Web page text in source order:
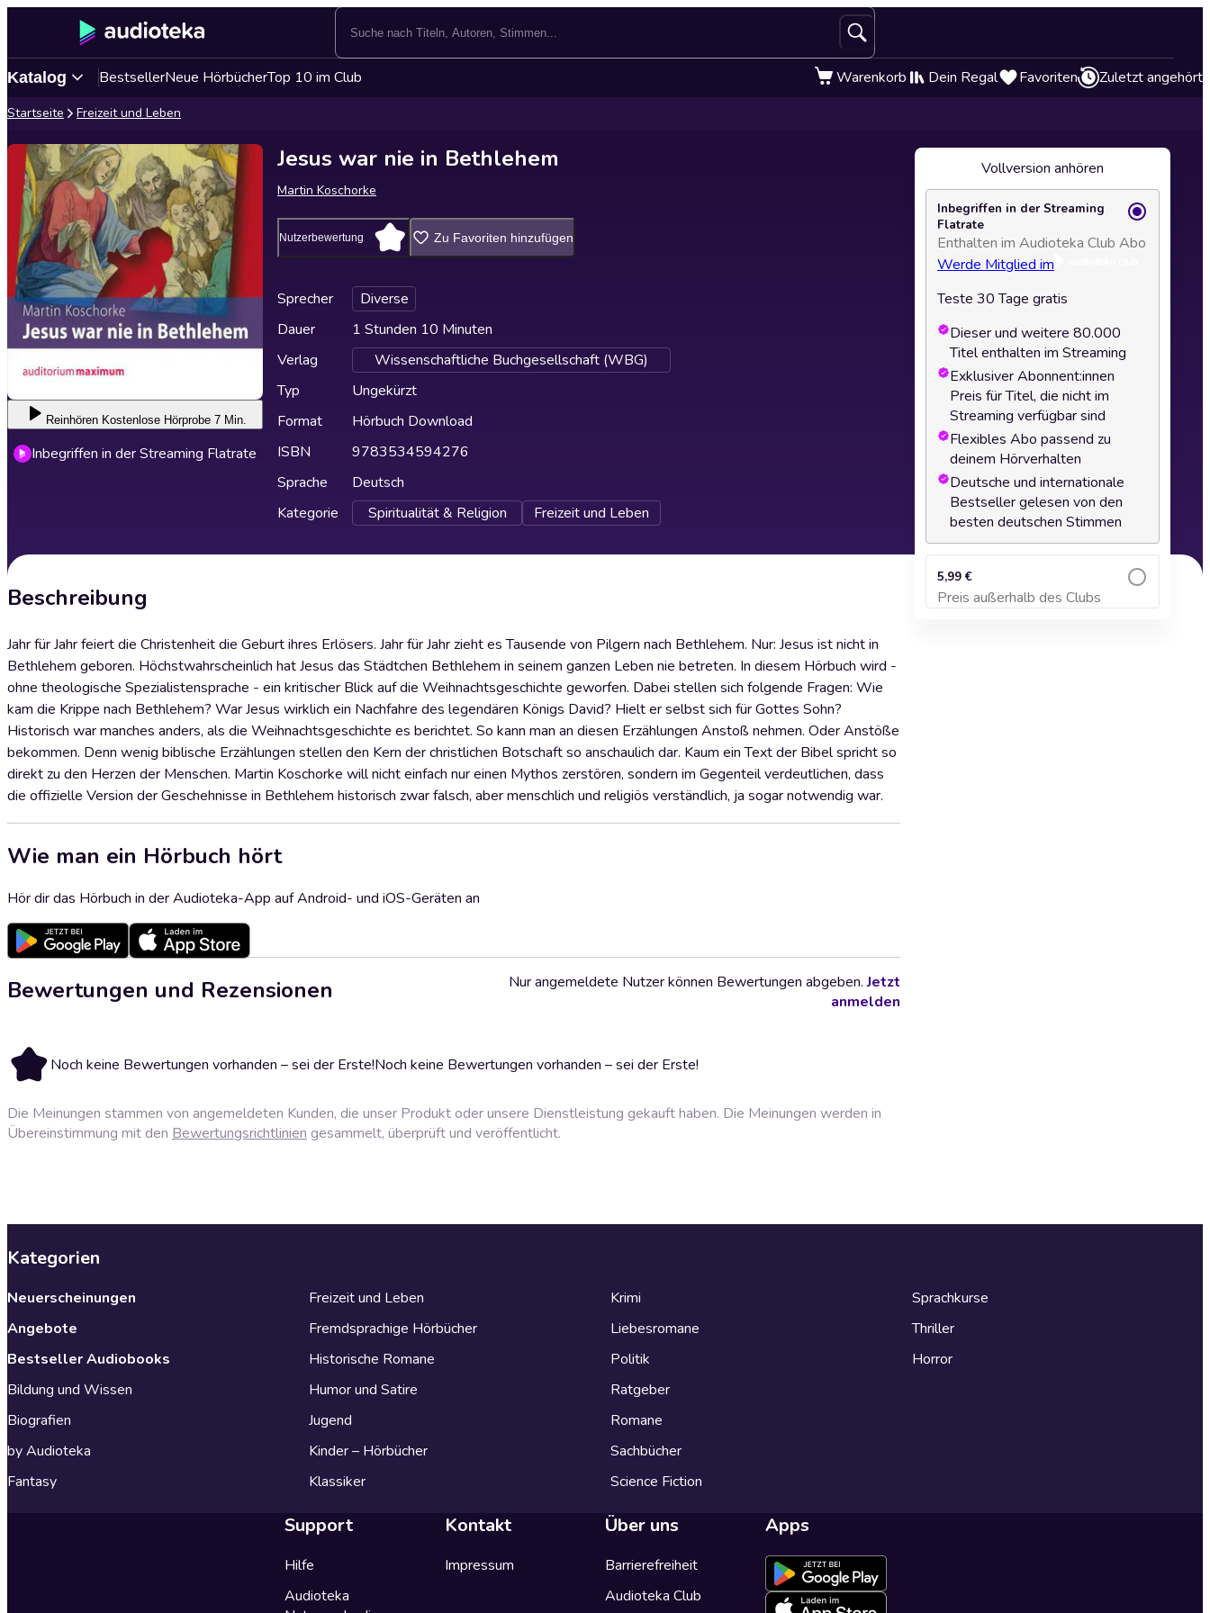
Katalog BestsellerNeue HörbücherTop 10 im Club Warenkorb Dein Regal Favoriten Zuletzt angehört
Startseite Freizeit und Leben
Reinhören Kostenlose Hörprobe 7 Min.
Inbegriffen in der Streaming Flatrate
Jesus war nie in Bethlehem
Martin Koschorke
Nutzerbewertung Zu Favoriten hinzufügen
Sprecher
Diverse
Dauer
1 Stunden 10 Minuten
Verlag
Wissenschaftliche Buchgesellschaft (WBG)
Typ
Ungekürzt
Format
Hörbuch Download
ISBN
9783534594276
Sprache
Deutsch
Kategorie
Spiritualität & Religion Freizeit und Leben
Beschreibung
Jahr für Jahr feiert die Christenheit die Geburt ihres Erlösers. Jahr für Jahr zieht es Tausende von Pilgern nach Bethlehem. Nur: Jesus ist nicht in
Bethlehem geboren. Höchstwahrscheinlich hat Jesus das Städtchen Bethlehem in seinem ganzen Leben nie betreten. In diesem Hörbuch wird -
ohne theologische Spezialistensprache - ein kritischer Blick auf die Weihnachtsgeschichte geworfen. Dabei stellen sich folgende Fragen: Wie
kam die Krippe nach Bethlehem? War Jesus wirklich ein Nachfahre des legendären Königs David? Hielt er selbst sich für Gottes Sohn?
Historisch war manches anders, als die Weihnachtsgeschichte es berichtet. So kann man an diesen Erzählungen Anstoß nehmen. Oder Anstöße
bekommen. Denn wenig biblische Erzählungen stellen den Kern der christlichen Botschaft so anschaulich dar. Kaum ein Text der Bibel spricht so
direkt zu den Herzen der Menschen. Martin Koschorke will nicht einfach nur einen Mythos zerstören, sondern im Gegenteil verdeutlichen, dass
die offizielle Version der Geschehnisse in Bethlehem historisch zwar falsch, aber menschlich und religiös verständlich, ja sogar notwendig war.
Wie man ein Hörbuch hört
Hör dir das Hörbuch in der Audioteka-App auf Android- und iOS-Geräten an
Bewertungen und Rezensionen
Noch keine Bewertungen vorhanden – sei der Erste!Noch keine Bewertungen vorhanden – sei der Erste!
Nur angemeldete Nutzer können Bewertungen abgeben.Jetzt
anmelden
Die Meinungen stammen von angemeldeten Kunden, die unser Produkt oder unsere Dienstleistung gekauft haben. Die Meinungen werden in
Übereinstimmung mit den Bewertungsrichtlinien gesammelt, überprüft und veröffentlicht.
Vollversion anhören
Inbegriffen in der Streaming
Flatrate
Enthalten im Audioteka Club Abo
Werde Mitglied im
Teste 30 Tage gratis
Dieser und weitere 80.000
Titel enthalten im Streaming
Exklusiver Abonnent:innen
Preis für Titel, die nicht im
Streaming verfügbar sind
Flexibles Abo passend zu
deinem Hörverhalten
Deutsche und internationale
Bestseller gelesen von den
besten deutschen Stimmen
5,99 €
Preis außerhalb des Clubs
Zum Warenkorb hinzufügen
Kategorien
Neuerscheinungen
Angebote
Bestseller Audiobooks
Bildung und Wissen
Biografien
by Audioteka
Fantasy
Freizeit und Leben
Fremdsprachige Hörbücher
Historische Romane
Humor und Satire
Jugend
Kinder – Hörbücher
Klassiker
Krimi
Liebesromane
Politik
Ratgeber
Romane
Sachbücher
Science Fiction
Sprachkurse
Thriller
Horror
Support
Hilfe
Audioteka
Kontakt
Impressum
Über uns
Barrierefreiheit
Audioteka Club
Apps